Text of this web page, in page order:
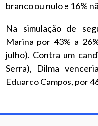
branco ou nulo e 16%
Na simulação de
Marina por 43% a
julho). Contra um
Serra), Dilma
Eduardo Campos, por